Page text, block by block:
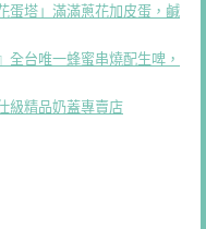
蛋塔」滿滿蔥花加皮蛋，鹹
全台唯一蜂蜜串燒配生啤，
級精品奶蓋專賣店